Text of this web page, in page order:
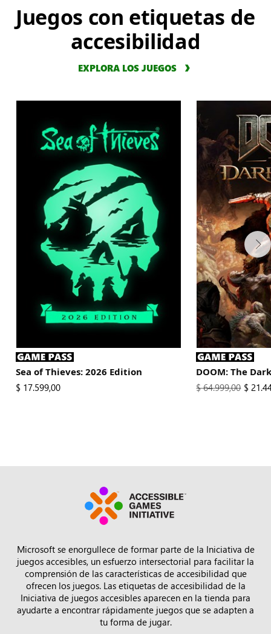
Juegos con etiquetas de
accesibilidad
EXPLORA LOS JUEGOS
Sea of Thieves: 2026 Edition
El nuevo precio es
$ 17.599,00
DOOM: The
El precio original
$ 64.999,00New
$
Microsoft se enorgullece de formar parte de la Iniciativa de
juegos accesibles, un esfuerzo intersectorial para facilitar la
comprensión de las características de accesibilidad que
ofrecen los juegos. Las etiquetas de accesibilidad de la
Iniciativa de juegos accesibles aparecen en la tienda para
ayudarte a encontrar rápidamente juegos que se adapten a
tu forma de jugar.